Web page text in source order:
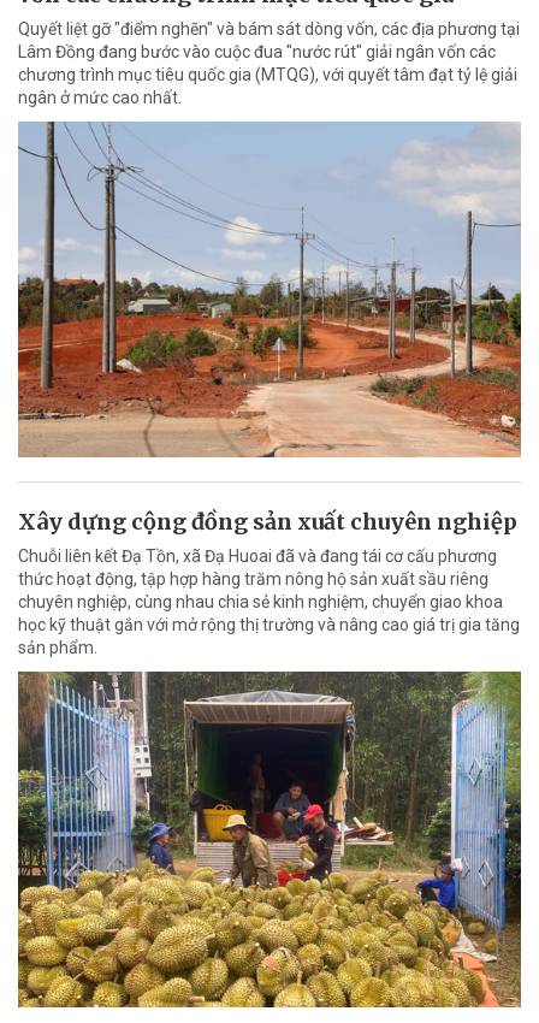
Quyết liệt gỡ "điểm nghẽn" và bám sát dòng vốn, các địa phương tại
Lâm Đồng đang bước vào cuộc đua "nước rút" giải ngân vốn các
chương trình mục tiêu quốc gia (MTQG), với quyết tâm đạt tỷ lệ giải
ngân ở mức cao nhất.
Xây dựng cộng đồng sản xuất chuyên nghiệp
Chuỗi liên kết Đạ Tồn, xã Đạ Huoai đã và đang tái cơ cấu phương
thức hoạt động, tập hợp hàng trăm nông hộ sản xuất sầu riêng
chuyên nghiệp, cùng nhau chia sẻ kinh nghiệm, chuyển giao khoa
học kỹ thuật gắn với mở rộng thị trường và nâng cao giá trị gia tăng
sản phẩm.